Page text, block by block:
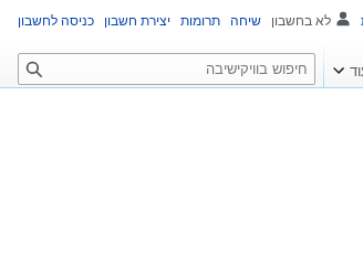
לא בחשבון שיחה תרומות יצירת חשבון כניסה לחשבון
ח
י